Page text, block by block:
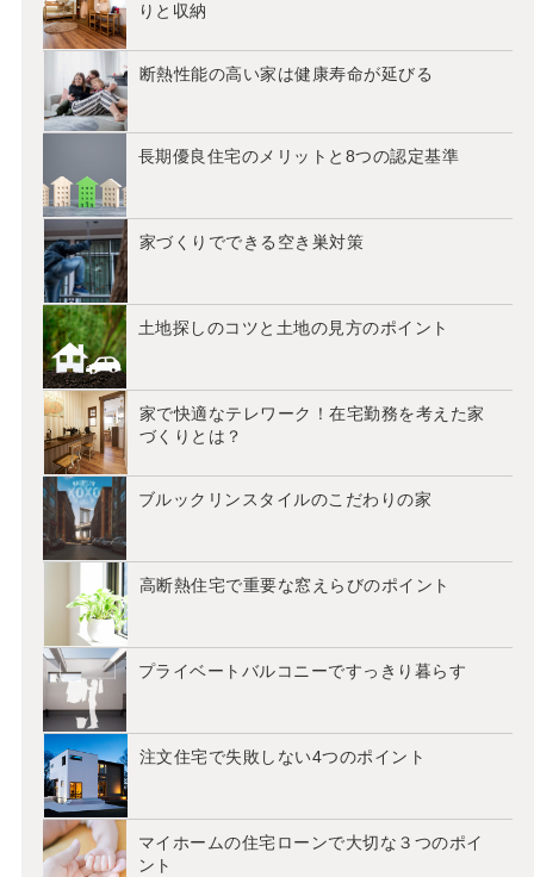
りと収納
断熱性能の高い家は健康寿命が延びる
長期優良住宅のメリットと8つの認定基準
家づくりでできる空き巣対策
土地探しのコツと土地の見方のポイント
家で快適なテレワーク！在宅勤務を考えた家
づくりとは？
ブルックリンスタイルのこだわりの家
高断熱住宅で重要な窓えらびのポイント
プライベートバルコニーですっきり暮らす
注文住宅で失敗しない4つのポイント
マイホームの住宅ローンで大切な３つのポイ
ント